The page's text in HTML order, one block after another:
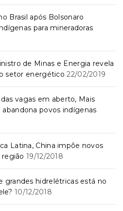
Brasil após Bolsonaro
para mineradoras
de Minas e Energia revela
setor energético 22/02/2019
vagas em aberto, Mais
povos indígenas
Latina, China impõe novos
região 19/12/2018
grandes hidrelétricas está no
10/12/2018